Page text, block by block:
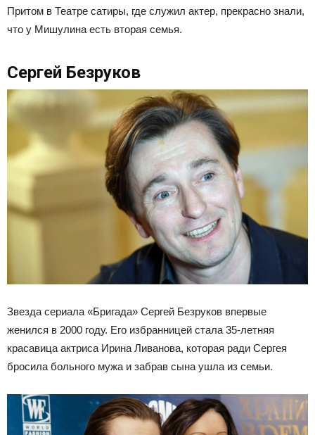
Притом в Театре сатиры, где служил актер, прекрасно знали,
что у Мишулина есть вторая семья.
Сергей Безруков
Звезда сериала «Бригада» Сергей Безруков впервые
женился в 2000 году. Его избранницей стала 35-летняя
красавица актриса Ирина Ливанова, которая ради Сергея
бросила больного мужа и забрав сына ушла из семьи.